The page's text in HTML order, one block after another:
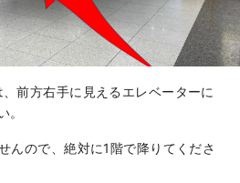
前方右手に見えるエレベーターに
。
んので、絶対に1階で降りてくださ